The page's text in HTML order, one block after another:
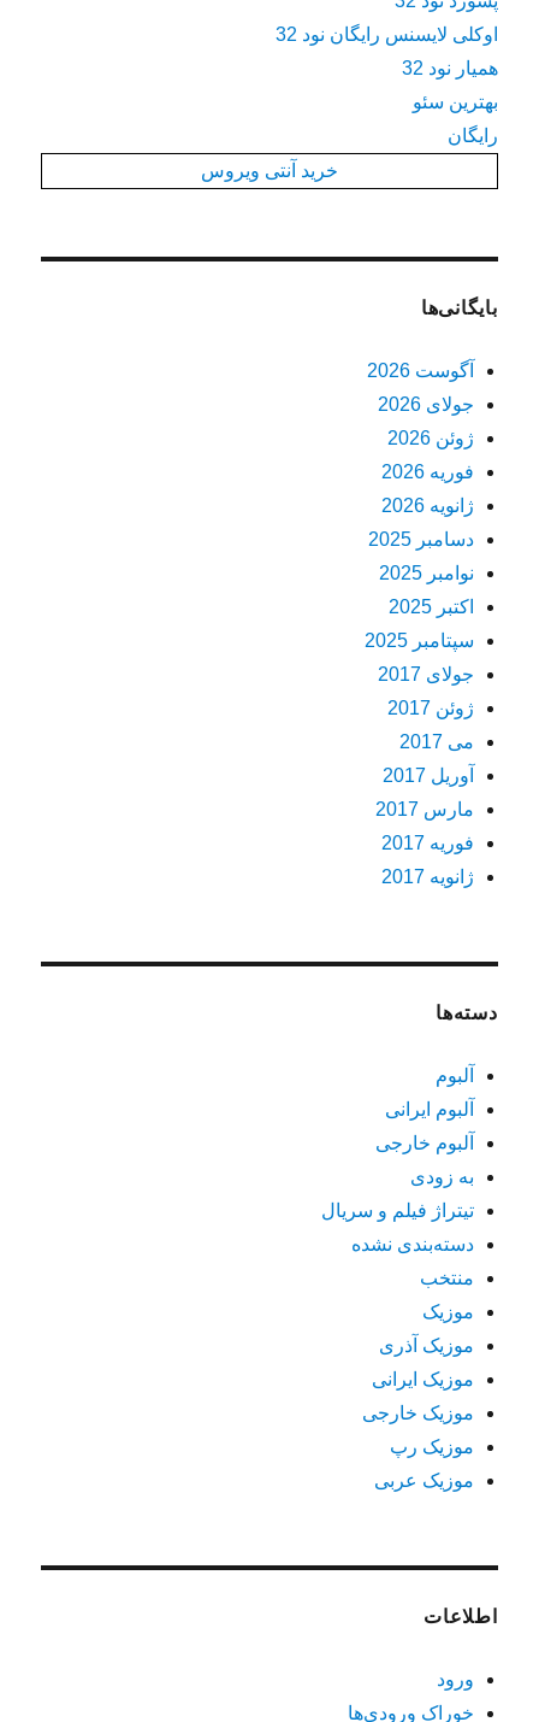
اوکلی لایسنس رایگان نود 32
همیار نود 32
بهترین سئو
رایگان
خرید آنتی ویروس
بایگانی‌ها
آگوست 2026
جولای 2026
ژوئن 2026
فوریه 2026
ژانویه 2026
دسامبر 2025
نوامبر 2025
اکتبر 2025
سپتامبر 2025
جولای 2017
ژوئن 2017
می 2017
آوریل 2017
مارس 2017
فوریه 2017
ژانویه 2017
دسته‌ها
آلبوم
آلبوم ایرانی
آلبوم خارجی
به زودی
تیتراژ فیلم و سریال
دسته‌بندی نشده
منتخب
موزیک
موزیک آذری
موزیک ایرانی
موزیک خارجی
موزیک رپ
موزیک عربی
اطلاعات
ورود
خوراک ورودی‌ها